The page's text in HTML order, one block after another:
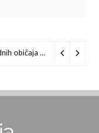
U Vražogrncu počela Smotra narodnih običaja „Vražogrnački točak“